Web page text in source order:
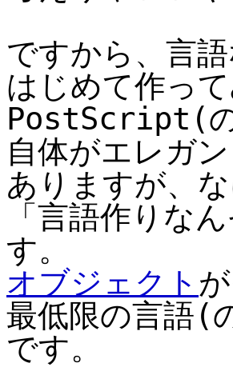
ですから、言
はじめて作っ
PostScript(
自体がエレガ
ありますが、
「言語作りな
す。
オブジェクト
最低限の言語(
です。